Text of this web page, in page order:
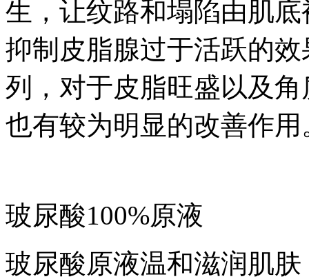
生，让纹路和塌陷由肌
抑制皮脂腺过于活跃的
列，对于皮脂旺盛以及
也有较为明显的改善作用
玻尿酸100%原液
玻尿酸原液温和滋润肌